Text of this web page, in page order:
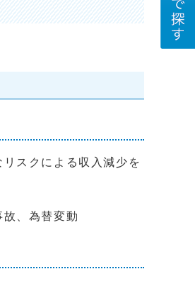
スクによる収入減少を
、為替変動